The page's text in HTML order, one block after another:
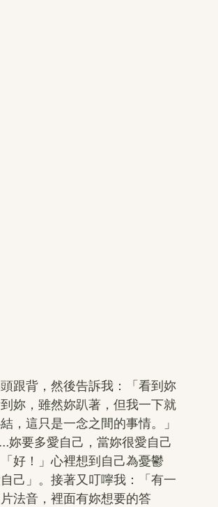
跟背，然後告訴我：「看到妳
妳，雖然妳趴著，但我一下就
，這只是一念之間的事情。」
要多愛自己，當妳很愛自己
好！」心裡想到自己為憂鬱
己」。接著又叮嚀我：「有一
法音，裡面有妳想要的答